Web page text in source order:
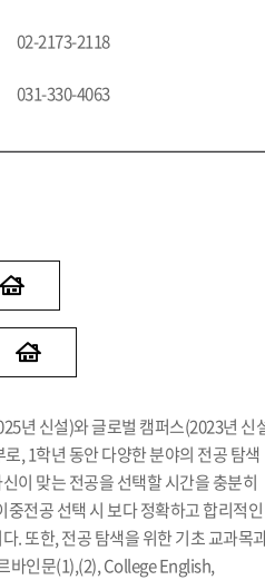
02-2173-2118
031-330-4063
년 신설)와 글로벌 캠퍼스(2023년 신
, 1학년 동안 다양한 분야의 전공 탐색
이 맞는 전공을 선택할 시간을 충분히
중전공 선택 시 보다 정확하고 합리적인
. 또한, 전공 탐색을 위한 기초 교과목
바인문(1),(2), College English,